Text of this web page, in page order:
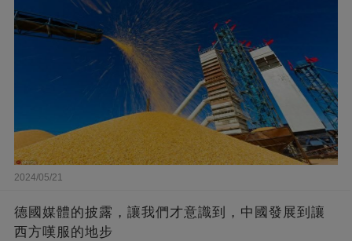
2024/05/21
德國媒體的披露，讓我們才意識到，中國發展到讓
西方嘆服的地步